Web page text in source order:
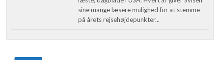
sine mange læsere mulighed for at stemme
på årets rejsehøjdepunkter...